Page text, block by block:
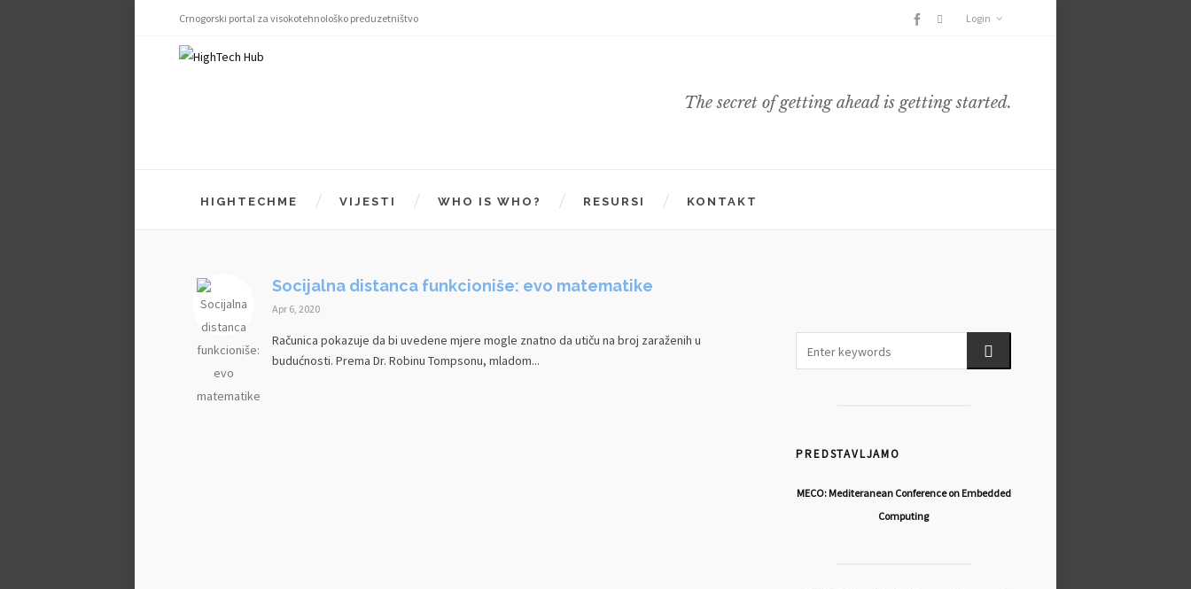
Crnogorski portal za visokotehnološko preduzetništvo Login
The secret of getting ahead is getting started.
HIGHTECHME VIJESTI WHO IS WHO? RESURSI KONTAKT
Socijalna distanca funkcioniše: evo matematike
Apr 6, 2020
Računica pokazuje da bi uvedene mjere mogle znatno da utiču na broj zaraženih u
budućnosti. Prema Dr. Robinu Tompsonu, mladom...
PREDSTAVLJAMO
MECO: Mediteranean Conference on Embedded
Computing